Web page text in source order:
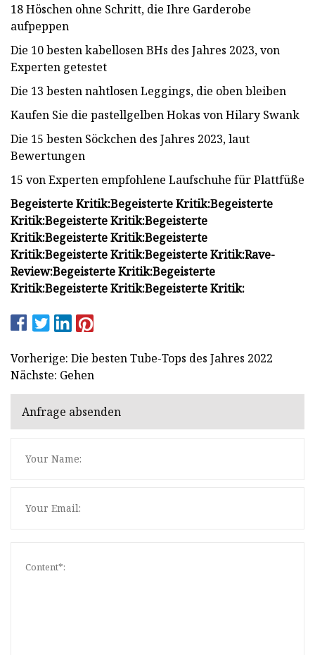
18 Höschen ohne Schritt, die Ihre Garderobe
aufpeppen
Die 10 besten kabellosen BHs des Jahres 2023, von
Experten getestet
Die 13 besten nahtlosen Leggings, die oben bleiben
Kaufen Sie die pastellgelben Hokas von Hilary Swank
Die 15 besten Söckchen des Jahres 2023, laut
Bewertungen
15 von Experten empfohlene Laufschuhe für Plattfüße
Begeisterte Kritik:Begeisterte Kritik:Begeisterte
Kritik:Begeisterte Kritik:Begeisterte
Kritik:Begeisterte Kritik:Begeisterte
Kritik:Begeisterte Kritik:Begeisterte Kritik:Rave-
Review:Begeisterte Kritik:Begeisterte
Kritik:Begeisterte Kritik:Begeisterte Kritik:
Vorherige: Die besten Tube-Tops des Jahres 2022
Nächste: Gehen
Anfrage absenden